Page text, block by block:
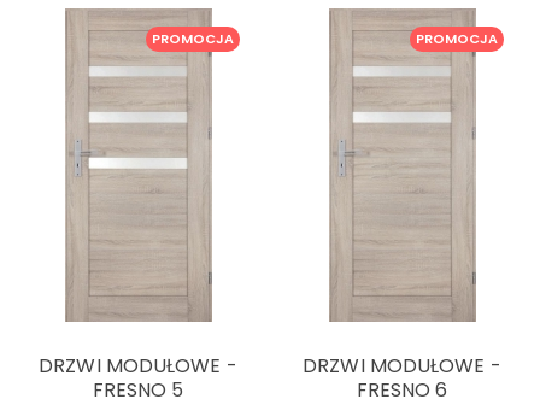
PROMOCJA
DRZWI MODUŁOWE -
FRESNO 5
PROMOCJA
DRZWI MODUŁOWE -
FRESNO 6